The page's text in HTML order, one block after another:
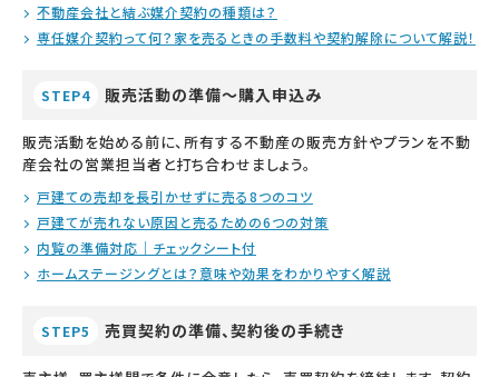
不動産会社と結ぶ媒介契約の種類は？
専任媒介契約って何？家を売るときの手数料や契約解除について解説！
STEP4 販売活動の準備～購入申込み
販売活動を始める前に、所有する不動産の販売方針やプランを不動
産会社の営業担当者と打ち合わせましょう。
戸建ての売却を長引かせずに売る8つのコツ
戸建てが売れない原因と売るための6つの対策
内覧の準備対応｜チェックシート付
ホームステージングとは？意味や効果をわかりやすく解説
STEP5 売買契約の準備、契約後の手続き